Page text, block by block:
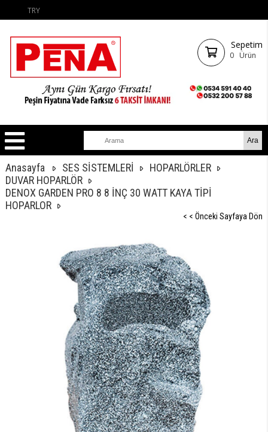
TRY
Sepetim
0 Ürün
Anasayfa SES SİSTEMLERİ
HOPARLÖRLER
DUVAR HOPARLÖR
DENOX GARDEN PRO 8 8 İNÇ 30 WATT KAYA TİPİ
HOPARLOR
< < Önceki Sayfaya Dön